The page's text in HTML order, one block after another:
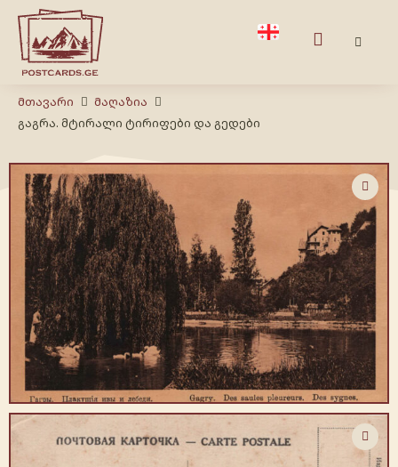
Მთავარი
Მაღაზია
გაგრა. მტირალი ტირიფები და გედები